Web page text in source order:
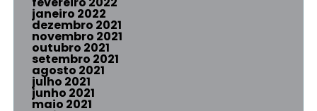
janeiro 2022
dezembro 2021
novembro 2021
outubro 2021
setembro 2021
agosto 2021
julho 2021
junho 2021
maio 2021